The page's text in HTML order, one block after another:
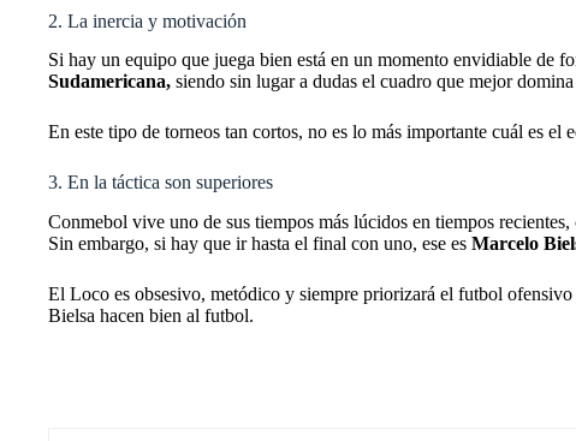
2. La inercia y motivación
Si hay un equipo que juega bien está en un momento envidiable de
Sudamericana, siendo sin lugar a dudas el cuadro que mejor
En este tipo de torneos tan cortos, no es lo más importante cuál es
3. En la táctica son superiores
Conmebol vive uno de sus tiempos más lúcidos en tiempos
Sin embargo, si hay que ir hasta el final con uno, ese es Marcelo
El Loco es obsesivo, metódico y siempre priorizará el futbol
Bielsa hacen bien al futbol.